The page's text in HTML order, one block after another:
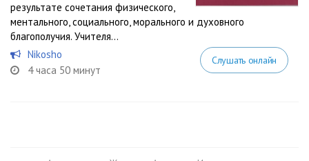
результате сочетания физического,
ментального, социального, морального и духовного
благополучия. Учителя...
Nikosho
4 часа 50 минут
Слушать онлайн